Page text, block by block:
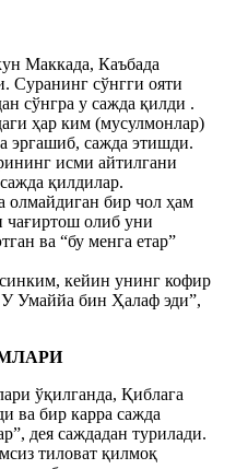
Маккада, Каъбада
Суранинг сўнгги ояти
сўнгра у сажда қилди .
ҳар ким (мусулмонлар)
эргашиб, сажда этишди.
исми айтилгани
қилдилар.
олмайдиган бир чол ҳам
чағиртош олиб уни
ва “бу менга етар”
кейин унинг кофир
Умаййа бин Ҳалаф эди”,
ўқилганда, Қиблага
ва бир карра сажда
дея саждадан турилади.
тиловат қилмоқ